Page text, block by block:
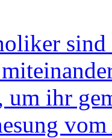
sind
ihr